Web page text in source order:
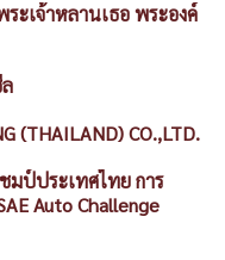
ะเจ้าหลานเธอ พระองค์
(THAILAND) CO.,LTD.
มป์ประเทศไทย การ
Auto Challenge